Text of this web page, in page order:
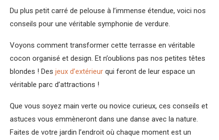
Du plus petit carré de pelouse à l’immense étendue, voici nos
conseils pour une véritable symphonie de verdure.
Voyons comment transformer cette terrasse en véritable
cocon organisé et design. Et n’oublions pas nos petites têtes
blondes ! Des jeux d’extérieur qui feront de leur espace un
véritable parc d’attractions !
Que vous soyez main verte ou novice curieux, ces conseils et
astuces vous emmèneront dans une danse avec la nature.
Faites de votre jardin l’endroit où chaque moment est un